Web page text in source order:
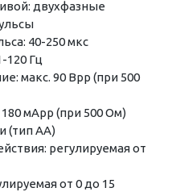
двухфазные
40-250 мкс
120 Гц
макс. 90 Врр (при 500
мАрр (при 500 Ом)
(тип АА)
регулируемая от
от 0 до 15